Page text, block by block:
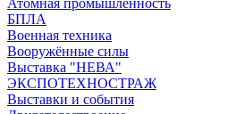
БПЛА
Военная техника
Вооружённые силы
Выставка "НЕВА"
ЭКСПОТЕХНОСТРАЖ
Выставки и события